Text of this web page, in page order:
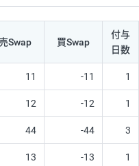
売Swap 買Swap
付与
日数
11 -11 1
12 -12 1
44 -44 3
13 -13 1